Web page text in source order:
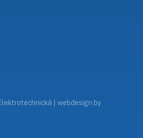
| webdesign by